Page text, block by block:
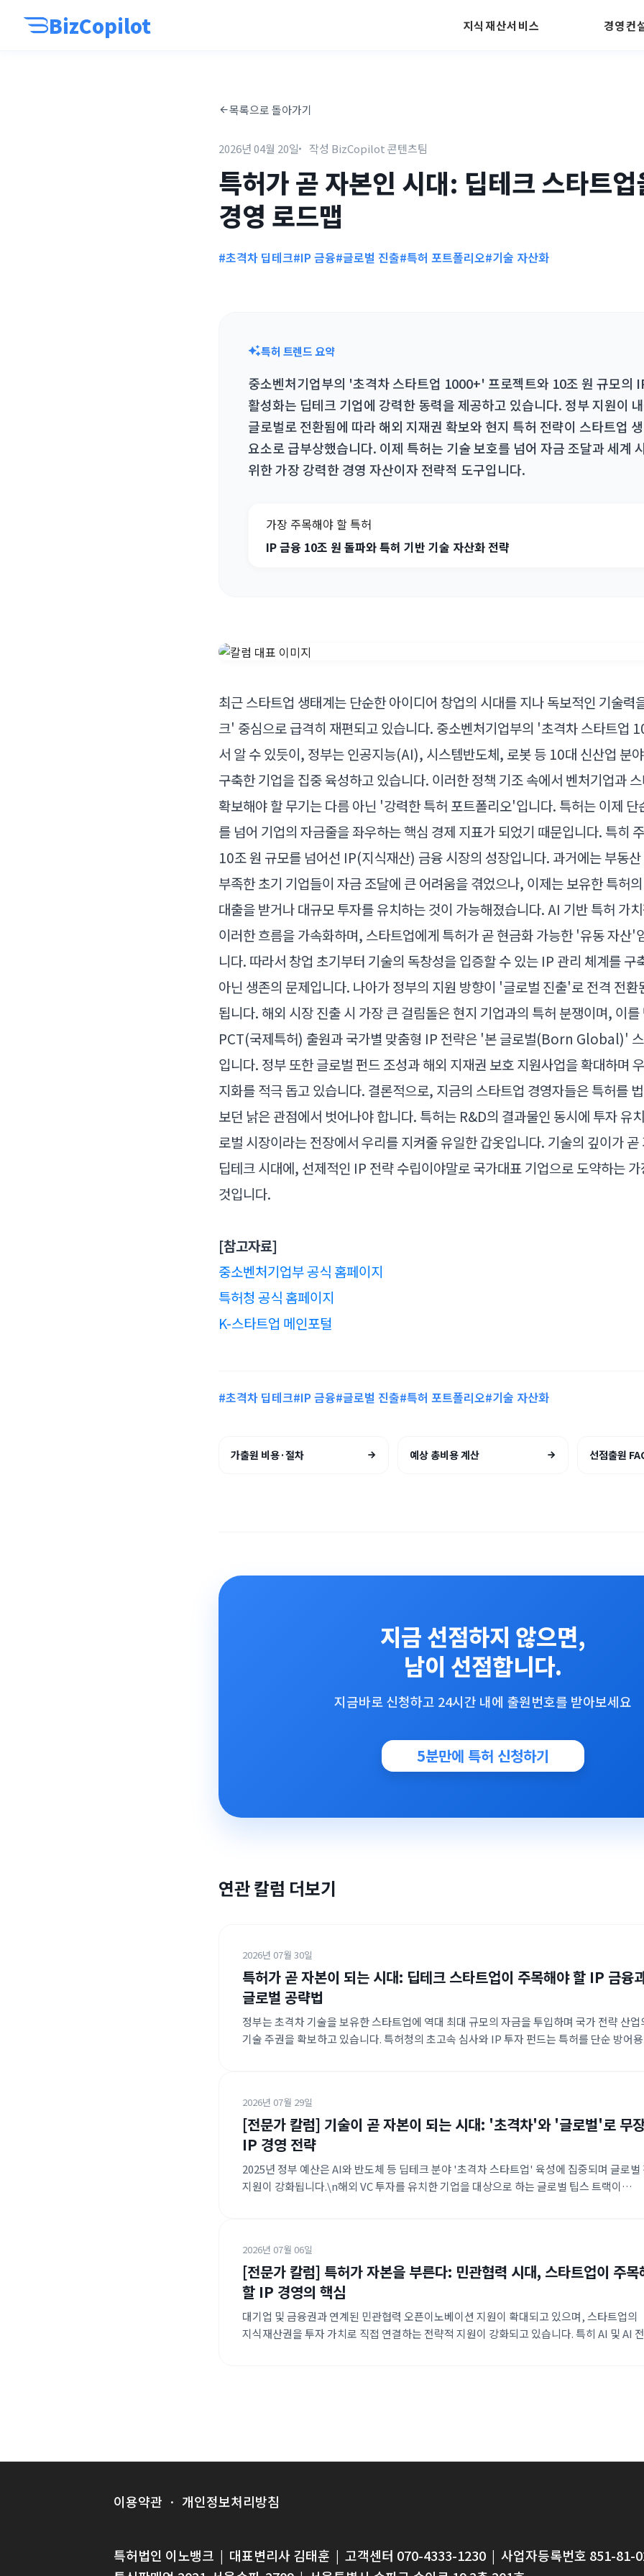
BizCopilot 지식재산서비스 경영컨
목록으로 돌아가기
2026년 04월 20일 작성 BizCopilot 콘텐츠팀
특허가 곧 자본인 시대: 딥테크 스타트
경영 로드맵
#초격차 딥테크#IP 금융#글로벌 진출#특허 포트폴리오#기술 자산화
특허 트렌드 요약
중소벤처기업부의 '초격차 스타트업 1000+' 프로젝트와 10조 원 규모의
활성화는 딥테크 기업에 강력한 동력을 제공하고 있습니다. 정부 지원이
글로벌로 전환됨에 따라 해외 지재권 확보와 현지 특허 전략이 스타트업
요소로 급부상했습니다. 이제 특허는 기술 보호를 넘어 자금 조달과 세계
위한 가장 강력한 경영 자산이자 전략적 도구입니다.
가장 주목해야 할 특허
IP 금융 10조 원 돌파와 특허 기반 기술 자산화 전략
최근 스타트업 생태계는 단순한 아이디어 창업의 시대를 지나 독보적인 기술력
크' 중심으로 급격히 재편되고 있습니다. 중소벤처기업부의 '초격차 스타트업
서 알 수 있듯이, 정부는 인공지능(AI), 시스템반도체, 로봇 등 10대 신산업 분
구축한 기업을 집중 육성하고 있습니다. 이러한 정책 기조 속에서 벤처기업과
확보해야 할 무기는 다름 아닌 '강력한 특허 포트폴리오'입니다. 특허는 이제 단
를 넘어 기업의 자금줄을 좌우하는 핵심 경제 지표가 되었기 때문입니다. 특히
10조 원 규모를 넘어선 IP(지식재산) 금융 시장의 성장입니다. 과거에는 부동
부족한 초기 기업들이 자금 조달에 큰 어려움을 겪었으나, 이제는 보유한 특허
대출을 받거나 대규모 투자를 유치하는 것이 가능해졌습니다. AI 기반 특허 가
이러한 흐름을 가속화하며, 스타트업에게 특허가 곧 현금화 가능한 '유동 자산'
니다. 따라서 창업 초기부터 기술의 독창성을 입증할 수 있는 IP 관리 체계를 구
아닌 생존의 문제입니다. 나아가 정부의 지원 방향이 '글로벌 진출'로 전격 전환
됩니다. 해외 시장 진출 시 가장 큰 걸림돌은 현지 기업과의 특허 분쟁이며, 이
PCT(국제특허) 출원과 국가별 맞춤형 IP 전략은 '본 글로벌(Born Global)'
입니다. 정부 또한 글로벌 펀드 조성과 해외 지재권 보호 지원사업을 확대하며
지화를 적극 돕고 있습니다. 결론적으로, 지금의 스타트업 경영자들은 특허를
보던 낡은 관점에서 벗어나야 합니다. 특허는 R&D의 결과물인 동시에 투자 유
로벌 시장이라는 전장에서 우리를 지켜줄 유일한 갑옷입니다. 기술의 깊이가
딥테크 시대에, 선제적인 IP 전략 수립이야말로 국가대표 기업으로 도약하는
것입니다.
[참고자료]
중소벤처기업부 공식 홈페이지
특허청 공식 홈페이지
K-스타트업 메인포털
#초격차 딥테크#IP 금융#글로벌 진출#특허 포트폴리오#기술 자산화
가출원 비용·절차 예상 총비용 계산 선점출원
지금 선점하지 않으면,
남이 선점합니다.
지금바로 신청하고 24시간 내에 출원번호를 받아보세요
5분만에 특허 신청하기
연관 칼럼 더보기
2026년 07월 30일
특허가 곧 자본이 되는 시대: 딥테크 스타트업이 주목해야 할 IP 금융
글로벌 공략법
정부는 초격차 기술을 보유한 스타트업에 역대 최대 규모의 자금을 투입하며 국가 전략 산업
기술 주권을 확보하고 있습니다. 특허청의 초고속 심사와 IP 투자 펀드는 특허를 단순 방어
2026년 07월 29일
[전문가 칼럼] 기술이 곧 자본이 되는 시대: '초격차'와 '글로벌'로 무
IP 경영 전략
2025년 정부 예산은 AI와 반도체 등 딥테크 분야 '초격차 스타트업' 육성에 집중되며 글로벌
지원이 강화됩니다.\n해외 VC 투자를 유치한 기업을 대상으로 하는 글로벌 팁스 트랙이
2026년 07월 06일
[전문가 칼럼] 특허가 자본을 부른다: 민관협력 시대, 스타트업이 주목
할 IP 경영의 핵심
대기업 및 금융권과 연계된 민관협력 오픈이노베이션 지원이 확대되고 있으며, 스타트업의
지식재산권을 투자 가치로 직접 연결하는 전략적 지원이 강화되고 있습니다. 특히 AI 및 AI
이용약관 · 개인정보처리방침
특허법인 이노뱅크 | 대표변리사 김태훈 | 고객센터 070-4333-1230 | 사업자등록번호 851-81-